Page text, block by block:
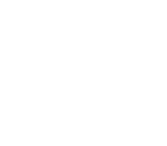
der UN-